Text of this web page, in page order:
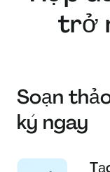
trở
Soạn
ký ngay